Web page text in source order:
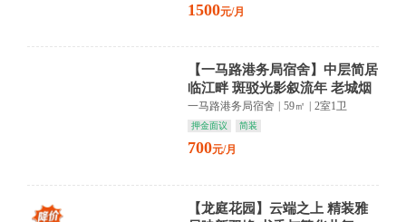
1500元/月
【一马路港务局宿舍】中层简居
临江畔 斑驳光影叙流年 老城烟
火最温润
一马路港务局宿舍 59㎡ 2室1卫
押金面议 简装
700元/月
【龙庭花园】云端之上 精装雅